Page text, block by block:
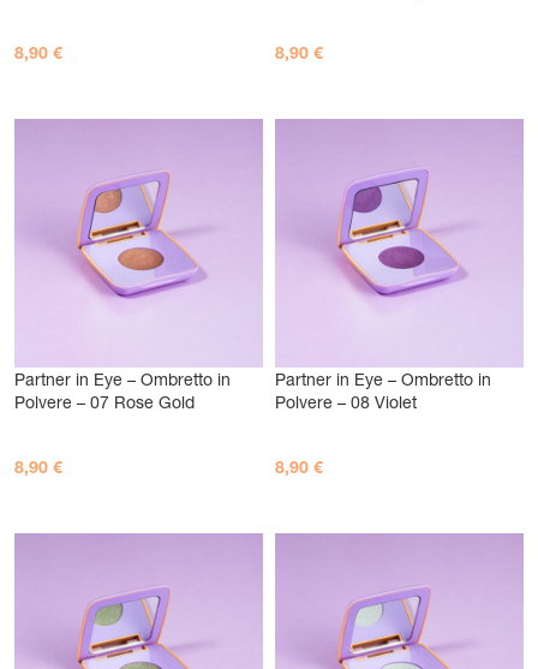
8,90 € 8,90 €
Partner in Eye – Ombretto in
Polvere – 07 Rose Gold
8,90 €
Partner in Eye – Ombretto in
Polvere – 08 Violet
8,90 €